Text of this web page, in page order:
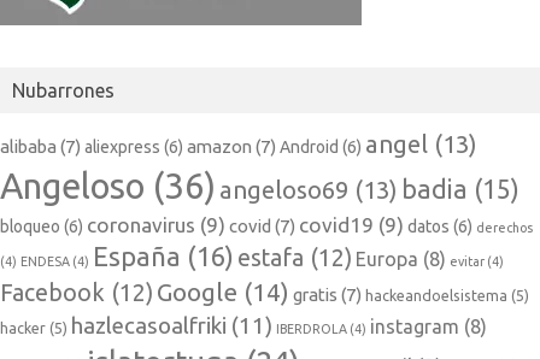
Nubarrones
alibaba (7) aliexpress (6) amazon (7) Android (6) angel (13)
Angeloso (36) angeloso69 (13) badia (15)
bloqueo (6) coronavirus (9) covid (7) covid19 (9) datos (6) derechos
(4) ENDESA (4) España (16) estafa (12) Europa (8) evitar (4)
Facebook (12) Google (14) gratis (7) hackeandoelsistema (5)
hacker (5) hazlecasoalfriki (11) IBERDROLA (4) instagram (8)